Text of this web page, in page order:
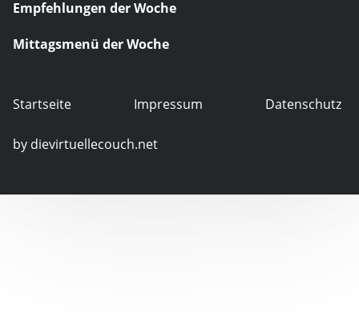
Empfehlungen der Woche
Mittagsmenü der Woche
by dievirtuellecouch.net
Startseite Impressum Datenschutz